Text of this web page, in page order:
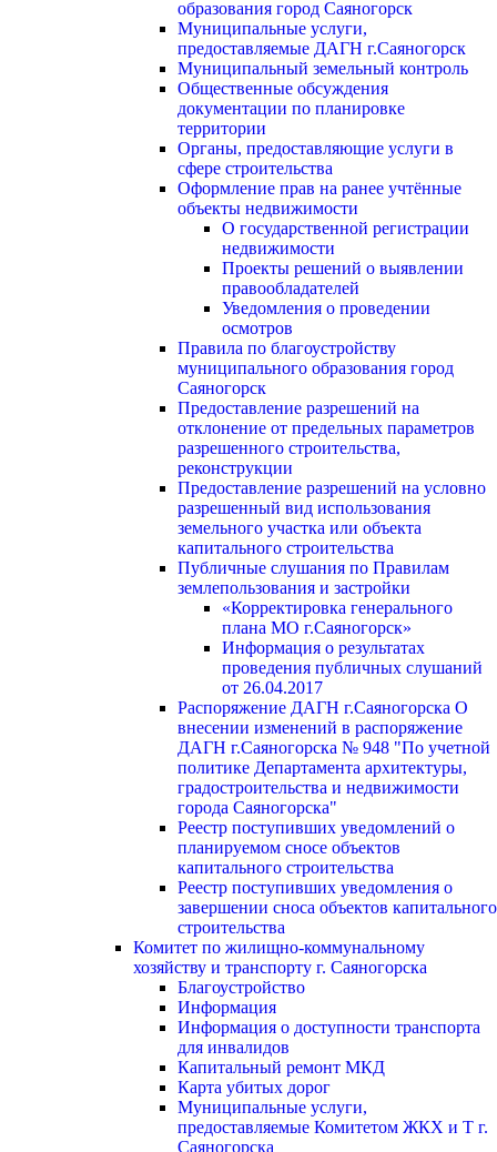
образования город Саяногорск
Муниципальные услуги,
предоставляемые ДАГН г.Саяногорск
Муниципальный земельный контроль
Общественные обсуждения
документации по планировке
территории
Органы, предоставляющие услуги в
сфере строительства
Оформление прав на ранее учтённые
объекты недвижимости
О государственной регистрации
недвижимости
Проекты решений о выявлении
правообладателей
Уведомления о проведении
осмотров
Правила по благоустройству
муниципального образования город
Саяногорск
Предоставление разрешений на
отклонение от предельных параметров
разрешенного строительства,
реконструкции
Предоставление разрешений на условно
разрешенный вид использования
земельного участка или объекта
капитального строительства
Публичные слушания по Правилам
землепользования и застройки
«Корректировка генерального
плана МО г.Саяногорск»
Информация о результатах
проведения публичных слушаний
от 26.04.2017
Распоряжение ДАГН г.Саяногорска О
внесении изменений в распоряжение
ДАГН г.Саяногорска № 948 "По учетной
политике Департамента архитектуры,
градостроительства и недвижимости
города Саяногорска"
Реестр поступивших уведомлений о
планируемом сносе объектов
капитального строительства
Реестр поступивших уведомления о
завершении сноса объектов капитального
строительства
Комитет по жилищно-коммунальному
хозяйству и транспорту г. Саяногорска
Благоустройство
Информация
Информация о доступности транспорта
для инвалидов
Капитальный ремонт МКД
Карта убитых дорог
Муниципальные услуги,
предоставляемые Комитетом ЖКХ и Т г.
Саяногорска